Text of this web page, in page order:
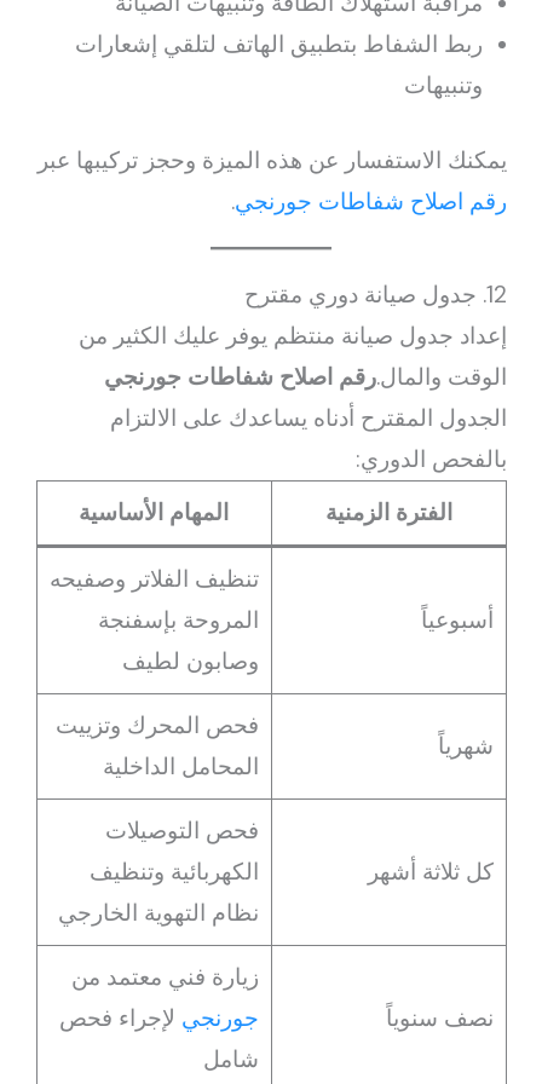
ربط الشفاط بتطبيق الهاتف لتلقي إشعارات
وتنبيهات
يمكنك الاستفسار عن هذه الميزة وحجز تركيبها عبر
رقم اصلاح شفاطات جورنجي.
12. جدول صيانة دوري مقترح
إعداد جدول صيانة منتظم يوفر عليك الكثير من
الوقت والمال.رقم اصلاح شفاطات جورنجي
الجدول المقترح أدناه يساعدك على الالتزام
بالفحص الدوري:
الفترة الزمنية
المهام الأساسية
أسبوعياً
تنظيف الفلاتر وصفيحه
المروحة بإسفنجة
وصابون لطيف
شهرياً
فحص المحرك وتزييت
المحامل الداخلية
كل ثلاثة أشهر
فحص التوصيلات
الكهربائية وتنظيف
نظام التهوية الخارجي
نصف سنوياً
زيارة فني معتمد من
جورنجي لإجراء فحص
شامل